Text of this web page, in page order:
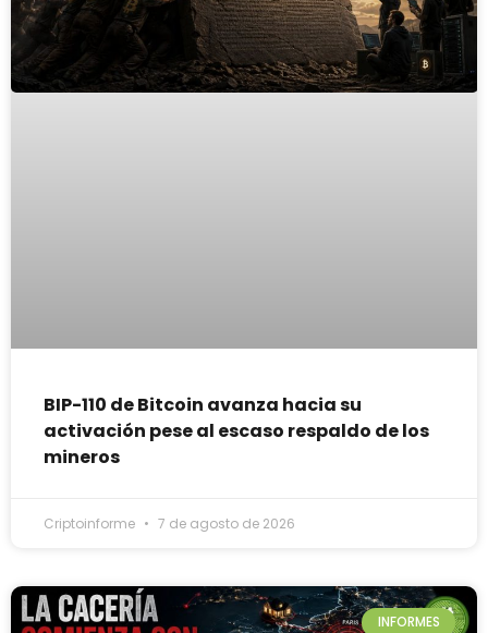
BIP-110 de Bitcoin avanza hacia su
activación pese al escaso respaldo de los
mineros
Criptoinforme 7 de agosto de 2026
INFORMES